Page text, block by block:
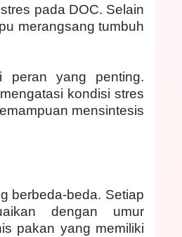
pada DOC. Selain
merangsang tumbuh
peran yang penting.
kondisi stres
mensintesis
berbeda-beda. Setiap
dengan umur
pakan yang memiliki